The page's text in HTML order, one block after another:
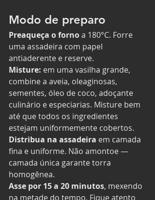
Modo de preparo
Preaqueça o forno a 180°C. Forre
uma assadeira com papel
antiaderente e reserve.
Misture: em uma vasilha grande,
combine a aveia, oleaginosas,
sementes, óleo de coco, adoçante
culinário e especiarias. Misture bem
até que todos os ingredientes
estejam uniformemente cobertos.
Distribua na assadeira em camada
fina e uniforme. Não amontoe —
camada única garante torra
homogênea.
Asse por 15 a 20 minutos, mexendo
na metade do tempo. Fique atento